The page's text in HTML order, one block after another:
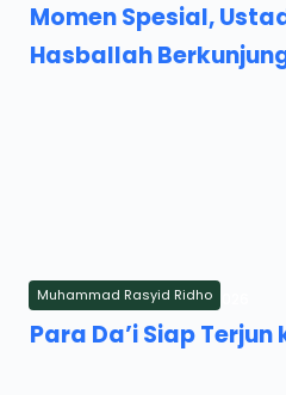
Momen Spesial,
Hasballah
Muhammad Rasyid Ridho
Wednesday, 25 February 2026
Para Da’i Siap